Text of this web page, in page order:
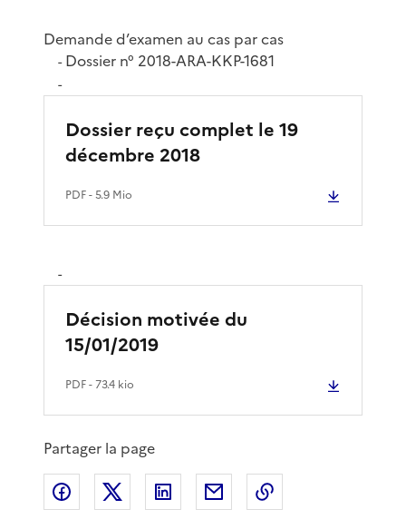
Demande d’examen au cas par cas
-Dossier n° 2018-ARA-KKP-1681
-
Dossier reçu complet le 19
décembre 2018
PDF- 5.9 Mio
-
Décision motivée du
15/01/2019
PDF- 73.4 kio
Partager la page
Partager sur Facebook
Partager sur XPartager sur LinkedIn
Partager par email